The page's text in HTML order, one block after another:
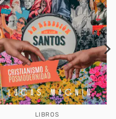
LIBROS